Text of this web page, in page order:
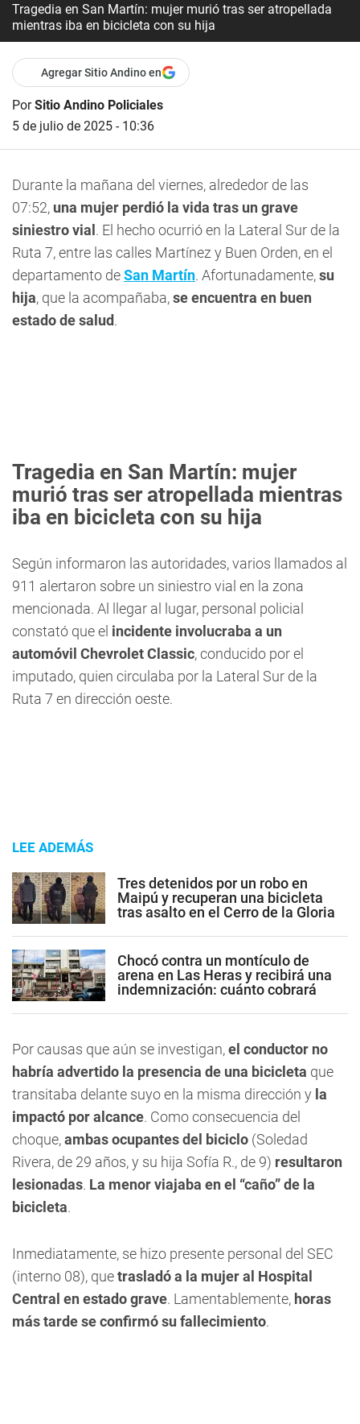
Tragedia en San Martín: mujer murió tras ser atropellada
mientras iba en bicicleta con su hija
Agregar Sitio Andino en
PorSitio Andino Policiales
5 de julio de 2025 - 10:36
Durante la mañana del viernes, alrededor de las
07:52, una mujer perdió la vida tras un grave
siniestro vial . El hecho ocurrió en la Lateral Sur de la
Ruta 7, entre las calles Martínez y Buen Orden, en el
departamento deSan Martín. Afortunadamente,su
hija, que la acompañaba,se encuentra en buen
estado de salud.
Tragedia en San Martín: mujer
murió tras ser atropellada mientras
iba en bicicleta con su hija
Según informaron las autoridades, varios llamados al
911 alertaron sobre un siniestro vial en la zona
mencionada. Al llegar al lugar, personal policial
constató que el incidente involucraba a un
automóvil Chevrolet Classic, conducido por el
imputado, quien circulaba por la Lateral Sur de la
Ruta 7 en dirección oeste.
LEE ADEMÁS
Tres detenidos por un robo en
Maipú y recuperan una bicicleta
tras asalto en el Cerro de la Gloria
Chocó contra un montículo de
arena en Las Heras y recibirá una
indemnización: cuánto cobrará
Por causas que aún se investigan,el conductor no
habría advertido la presencia de una bicicleta que
transitaba delante suyo en la misma dirección y la
impactó por alcance. Como consecuencia del
choque,ambas ocupantes del biciclo (Soledad
Rivera, de 29 años, y su hija Sofía R., de 9) resultaron
lesionadas. La menor viajaba en el “caño” de la
bicicleta.
Inmediatamente, se hizo presente personal del SEC
(interno 08), quetrasladó a la mujer al Hospital
Central en estado grave. Lamentablemente, horas
más tarde se confirmó su fallecimiento.